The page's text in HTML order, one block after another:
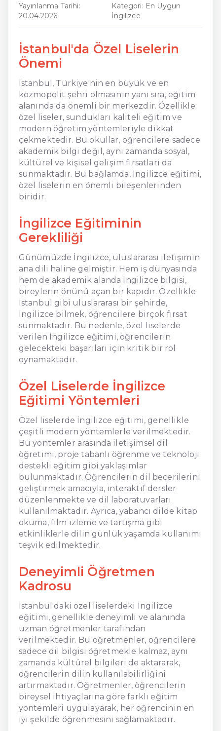
Yayınlanma Tarihi:
20.04.2026
Kategori: En Uygun
İngilizce
İstanbul'da Özel Liselerin
Önemi
İstanbul, Türkiye'nin en büyük ve en
kozmopolit şehri olmasının yanı sıra, eğitim
alanında da önemli bir merkezdir. Özellikle
özel liseler, sundukları kaliteli eğitim ve
modern öğretim yöntemleriyle dikkat
çekmektedir. Bu okullar, öğrencilere sadece
akademik bilgi değil, aynı zamanda sosyal,
kültürel ve kişisel gelişim fırsatları da
sunmaktadır. Bu bağlamda, İngilizce eğitimi,
özel liselerin en önemli bileşenlerinden
biridir.
İngilizce Eğitiminin
Gerekliliği
Günümüzde İngilizce, uluslararası iletişimin
ana dili haline gelmiştir. Hem iş dünyasında
hem de akademik alanda İngilizce bilgisi,
bireylerin önünü açan bir kapıdır. Özellikle
İstanbul gibi uluslararası bir şehirde,
İngilizce bilmek, öğrencilere birçok fırsat
sunmaktadır. Bu nedenle, özel liselerde
verilen İngilizce eğitimi, öğrencilerin
gelecekteki başarıları için kritik bir rol
oynamaktadır.
Özel Liselerde İngilizce
Eğitimi Yöntemleri
Özel liselerde İngilizce eğitimi, genellikle
çeşitli modern yöntemlerle verilmektedir.
Bu yöntemler arasında iletişimsel dil
öğretimi, proje tabanlı öğrenme ve teknoloji
destekli eğitim gibi yaklaşımlar
bulunmaktadır. Öğrencilerin dil becerilerini
geliştirmek amacıyla, interaktif dersler
düzenlenmekte ve dil laboratuvarları
kullanılmaktadır. Ayrıca, yabancı dilde kitap
okuma, film izleme ve tartışma gibi
etkinliklerle dilin günlük yaşamda kullanımı
teşvik edilmektedir.
Deneyimli Öğretmen
Kadrosu
İstanbul'daki özel liselerdeki İngilizce
eğitimi, genellikle deneyimli ve alanında
uzman öğretmenler tarafından
verilmektedir. Bu öğretmenler, öğrencilere
sadece dil bilgisi öğretmekle kalmaz, aynı
zamanda kültürel bilgileri de aktararak,
öğrencilerin dilin kullanılabilirliğini
artırmaktadır. Öğretmenler, öğrencilerin
bireysel ihtiyaçlarına göre farklı eğitim
yöntemleri uygulayarak, her öğrencinin en
iyi şekilde öğrenmesini sağlamaktadır.